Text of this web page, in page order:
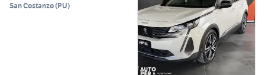
San Costanzo(PU)